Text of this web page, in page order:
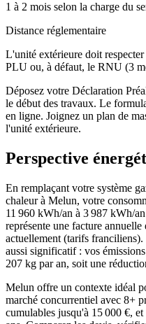
1 à 2 mois selon la charge du
Distance réglementaire
L'unité extérieure doit
PLU ou, à défaut, le RNU (3
Déposez votre Déclaration
le début des travaux. Le
en ligne. Joignez un plan de
l'unité extérieure.
Perspective
En remplaçant votre système
chaleur à Melun, votre
11 960 kWh/an à 3 987 kWh/
représente une facture
actuellement (tarifs
aussi significatif : vos
207 kg par an, soit une
Melun offre un contexte idéal
marché concurrentiel avec 8+
cumulables jusqu'à 15 000 €,